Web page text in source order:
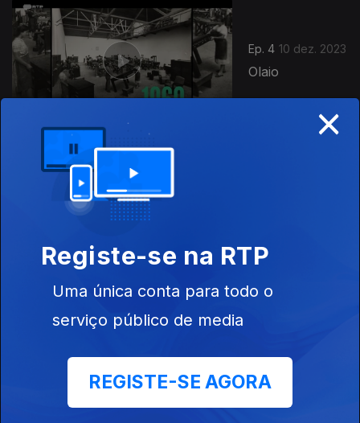
Ep. 4 10 dez. 2023
Olaio
×
Registe-se na RTP
Uma única conta para todo o
serviço público de media
REGISTE-SE AGORA